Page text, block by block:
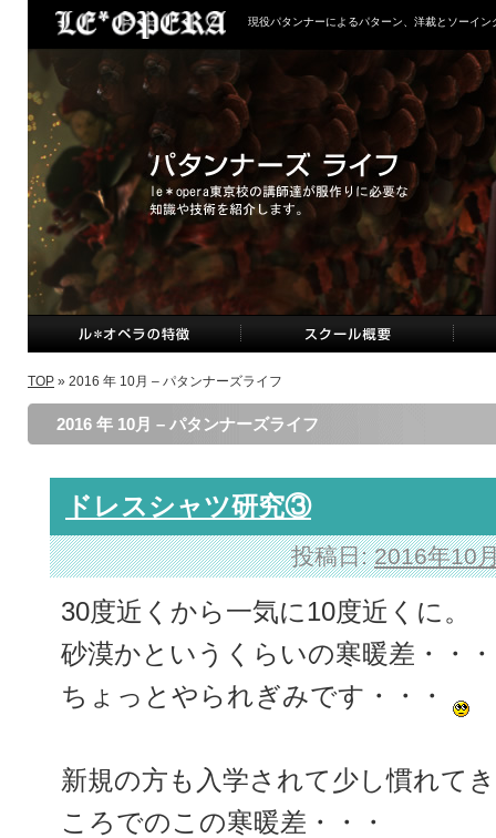
現役パタンナーによるパターン、洋裁とソーイン
TOP » 2016 年 10月 – パタンナーズライフ
2016 年 10月 – パタンナーズライフ
ドレスシャツ研究③
投稿日: 2016年10
30度近くから一気に10度近くに。
砂漠かというくらいの寒暖差・・・
ちょっとやられぎみです・・・
新規の方も入学されて少し慣れて
ころでのこの寒暖差・・・